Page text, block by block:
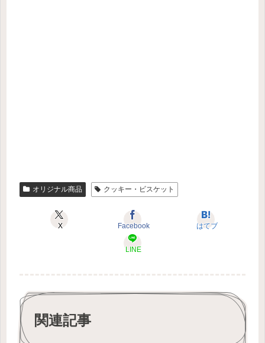
オリジナル商品 クッキー・ビスケット
X Facebook はてブ
LINE
関連記事